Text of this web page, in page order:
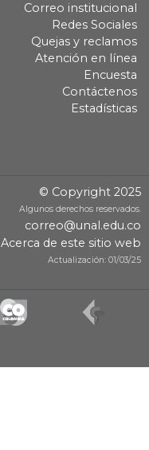
Correo institucional
Redes Sociales
Quejas y reclamos
Atención en línea
Encuesta
Contáctenos
Estadísticas
© Copyright 2025
Algunos derechos reservados.
correo@unal.edu.co
Acerca de este sitio web
Actualización: 01/03/25